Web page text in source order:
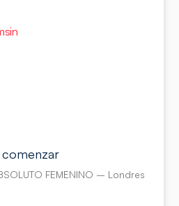
FEMENINO – Londres